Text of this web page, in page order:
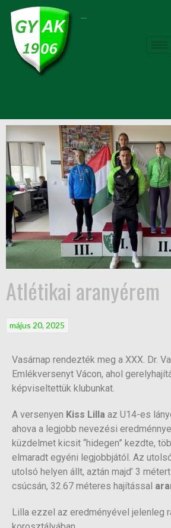
Atlétikai aranyérem
május 20, 2025
Vasárnap rendezték meg a XXX. Dr.
Emlékversenyt Vácon, ahol
képviseltettük klubunkat.
A versenyen Kiss Lilla az U14-es
ahova a legjobb nevezési
küzdelmet kicsit “hidegen” kezdte,
elmaradt egyéni legjobbjától. Az
utolsó helyen állt, aztán majd’ 3
csúcsán, 32.67 méteres hajítással
Lilla ezzel az eredményével jelenleg